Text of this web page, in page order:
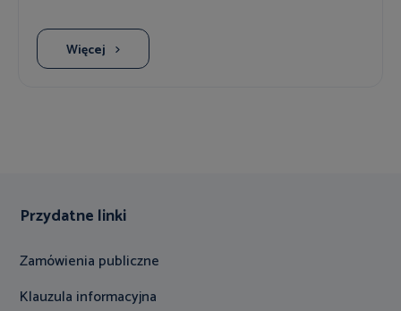
Więcej
Przydatne linki
Zamówienia publiczne
Klauzula informacyjna